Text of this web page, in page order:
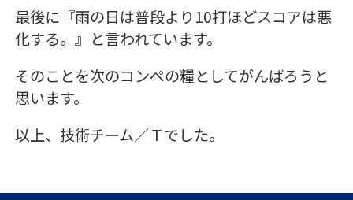
最後に『雨の日は普段より10打ほどスコアは悪
化する。』と言われています。
そのことを次のコンペの糧としてがんばろうと
思います。
以上、技術チーム／Ｔでした。